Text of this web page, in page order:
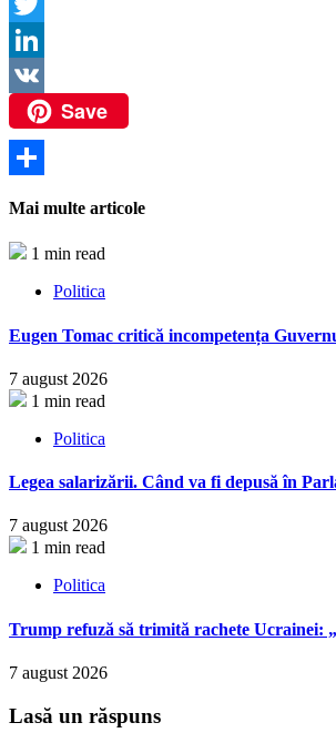
Link
Telegram
Twitter
LinkedIn
VK
Save
Mai multe articole
1 min read
Politica
Eugen Tomac critică incompetența
7 august 2026
1 min read
Politica
Legea salarizării. Când va fi depusă în
7 august 2026
1 min read
Politica
Trump refuză să trimită rachete Ucrainei:
7 august 2026
Lasă un răspuns